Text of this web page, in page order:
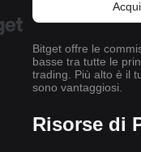
Bitget offre le
basse tra tutte le
trading. Più alto è il
sono vantaggiosi.
Risorse di